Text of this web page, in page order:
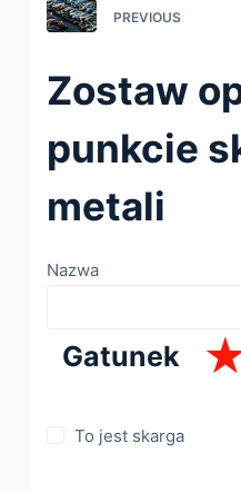
PREVIOUS
Zostaw
punkcie
metali
Nazwa
Gatunek
To jest skarga